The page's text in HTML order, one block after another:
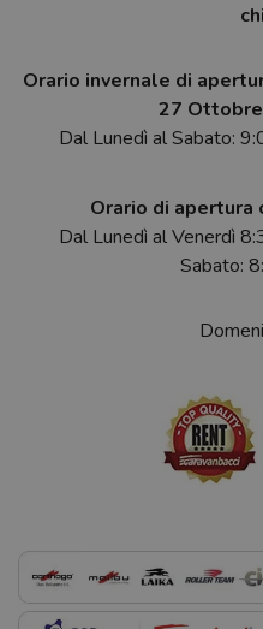
Orario invernale di
27
Dal Lunedì al Sabato:
Orario di apertura
Dal Lunedì al Venerdì
Sabato: